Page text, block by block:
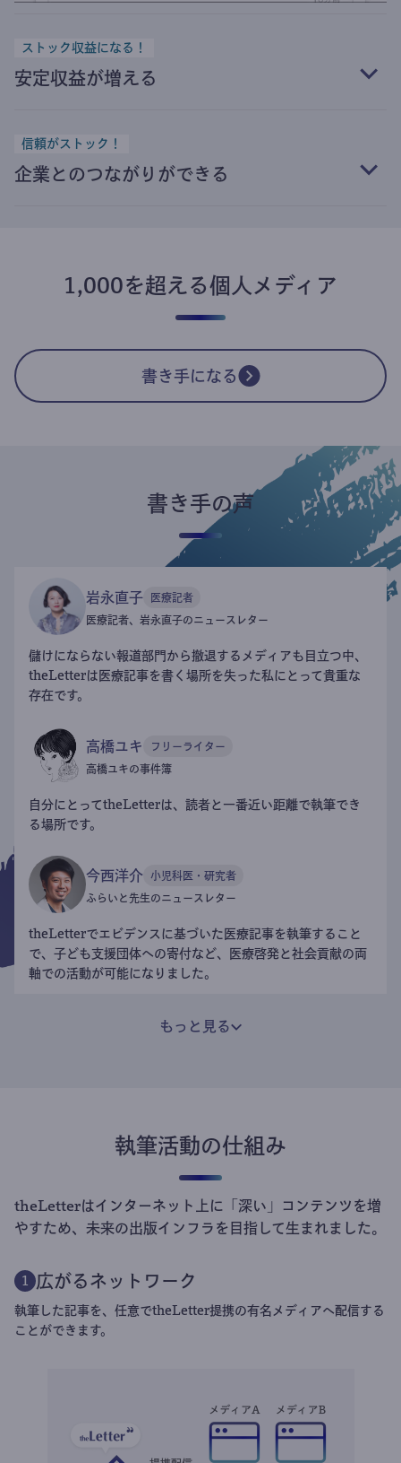
ストック収益になる！
安定収益が増える
信頼がストック！
企業とのつながりができる
1,000を超える個人メディア
書き手になる
書き手の声
岩永直子 医療記者
医療記者、岩永直子のニュースレター
儲けにならない報道部門から撤退するメディアも目立つ中、
theLetterは医療記事を書く場所を失った私にとって貴重な
存在です。
高橋ユキ フリーライター
高橋ユキの事件簿
自分にとってtheLetterは、読者と一番近い距離で執筆でき
る場所です。
今西洋介 小児科医・研究者
ふらいと先生のニュースレター
theLetterでエビデンスに基づいた医療記事を執筆すること
で、子ども支援団体への寄付など、医療啓発と社会貢献の両
軸での活動が可能になりました。
もっと見る
執筆活動の仕組み
theLetterはインターネット上に「深い」コンテンツを増
やすため、未来の出版インフラを目指して生まれました。
1 広がるネットワーク
執筆した記事を、任意でtheLetter提携の有名メディアへ配信する
ことができます。